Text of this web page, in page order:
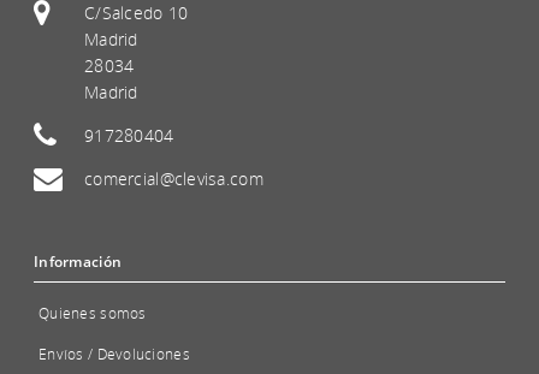
C/Salcedo 10
Madrid
28034
Madrid
917280404
comercial@clevisa.com
Información
Quienes somos
Envíos / Devoluciones